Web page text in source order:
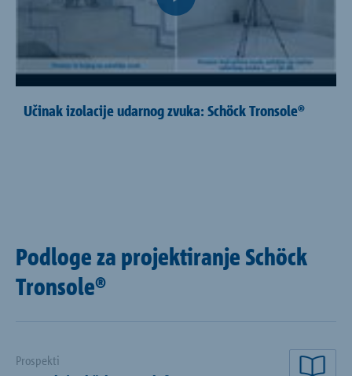
Učinak izolacije udarnog zvuka: Schöck Tronsole®
Podloge za projektiranje Schöck
Tronsole®
Prospekti